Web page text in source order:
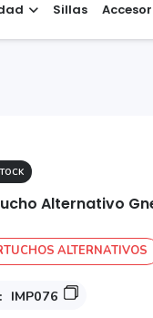
Sillas
Alternativo
ALTERNATIVOS
IMP076